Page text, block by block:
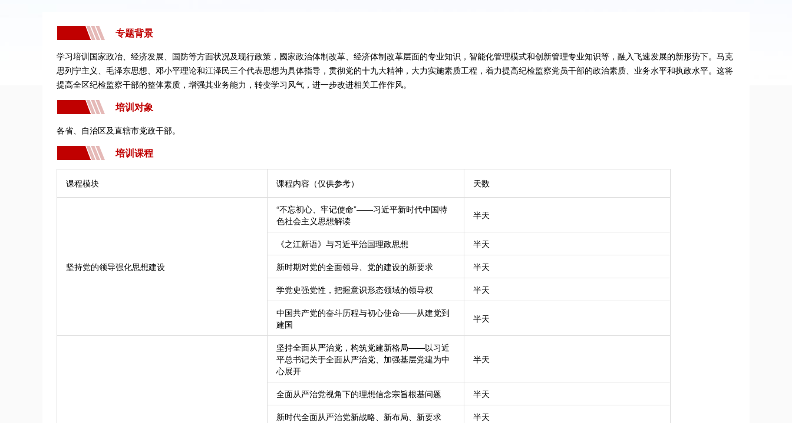
专题背景
学习培训国家政冶、经济发展、国防等方面状况及现行政策，國家政治体制改革、经济体制改革层面的专业知识，智能化管理模式和创新管理专业知识等，融入飞速发展的新形势下。马克
思列宁主义、毛泽东思想、邓小平理论和江泽民三个代表思想为具体指导，贯彻党的十九大精神，大力实施素质工程，着力提高纪检监察党员干部的政治素质、业务水平和执政水平。这将
提高全区纪检监察干部的整体素质，增强其业务能力，转变学习风气，进一步改进相关工作作风。
培训对象
各省、自治区及直辖市党政干部。
培训课程
课程模块 课程内容（仅供参考） 天数
坚持党的领导强化思想建设
“不忘初心、牢记使命”——习近平新时代中国特
色社会主义思想解读
半天
《之江新语》与习近平治国理政思想
半天
新时期对党的全面领导、党的建设的新要求
半天
学党史强党性，把握意识形态领域的领导权
半天
中国共产党的奋斗历程与初心使命——从建党到
建国
半天
坚持全面从严治党，构筑党建新格局——以习近
平总书记关于全面从严治党、加强基层党建为中
心展开
半天
全面从严治党视角下的理想信念宗旨根基问题
半天
新时代全面从严治党新战略、新布局、新要求
半天